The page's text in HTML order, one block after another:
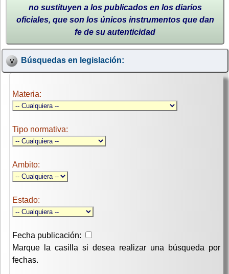
no sustituyen a los publicados en los diarios
oficiales, que son los únicos instrumentos que dan
fe de su autenticidad
Búsquedas en legislación:
Materia:
Tipo normativa:
Ambito:
Estado:
Fecha publicación:
Marque la casilla si desea realizar una búsqueda por
fechas.